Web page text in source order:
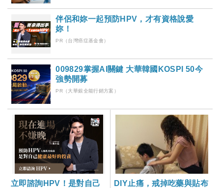
伴侶和妳一起預防HPV，才有資格說愛
妳！
PR（台灣癌症基金會）
009829掌握AI關鍵 大華韓國KOSPI 50今
強勢開募
PR（大華銀全能行銷方案）
立即諮詢HPV！是對自己
DIY止痛，戒掉吃藥與貼布